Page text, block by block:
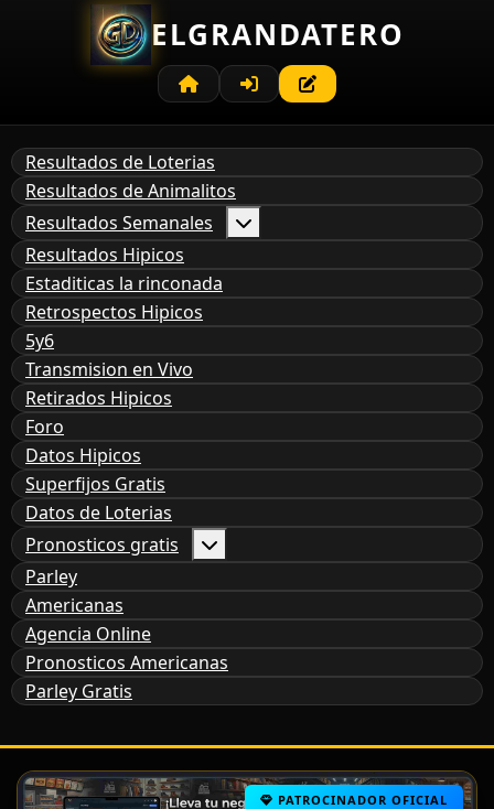
ELGRANDATERO
Resultados de Loterias
Resultados de Animalitos
Resultados Semanales
Resultados Hipicos
Estaditicas la rinconada
Retrospectos Hipicos
5y6
Transmision en Vivo
Retirados Hipicos
Foro
Datos Hipicos
Superfijos Gratis
Datos de Loterias
Pronosticos gratis
Parley
Americanas
Agencia Online
Pronosticos Americanas
Parley Gratis
PATROCINADOR OFICIAL